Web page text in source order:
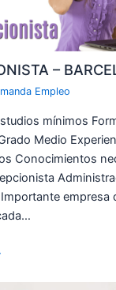
–
Empleo
mínimos
Medio
Conocimientos
empresa